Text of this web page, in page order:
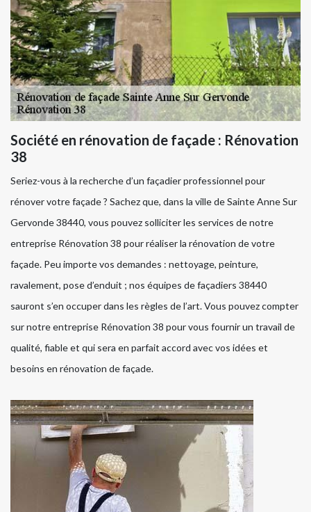
Société en rénovation de façade : Rénovation
38
Seriez-vous à la recherche d’un façadier professionnel pour
rénover votre façade ? Sachez que, dans la ville de Sainte Anne Sur
Gervonde 38440, vous pouvez solliciter les services de notre
entreprise Rénovation 38 pour réaliser la rénovation de votre
façade. Peu importe vos demandes : nettoyage, peinture,
ravalement, pose d’enduit ; nos équipes de façadiers 38440
sauront s’en occuper dans les règles de l’art. Vous pouvez compter
sur notre entreprise Rénovation 38 pour vous fournir un travail de
qualité, fiable et qui sera en parfait accord avec vos idées et
besoins en rénovation de façade.